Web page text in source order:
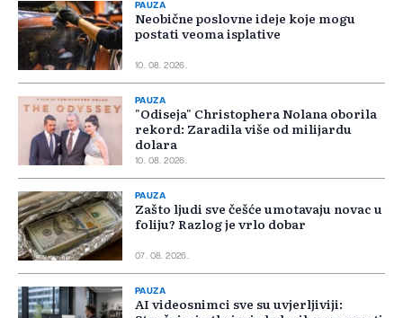
PAUZA
Neobične poslovne ideje koje mogu
postati veoma isplative
10. 08. 2026.
PAUZA
"Odiseja" Christophera Nolana oborila
rekord: Zaradila više od milijardu
dolara
10. 08. 2026.
PAUZA
Zašto ljudi sve češće umotavaju novac u
foliju? Razlog je vrlo dobar
07. 08. 2026.
PAUZA
AI videosnimci sve su uvjerljiviji: